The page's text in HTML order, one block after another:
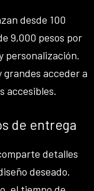
desde 100
9,000 pesos por
personalización.
grandes acceder a
accesibles.
de entrega
detalles
deseado.